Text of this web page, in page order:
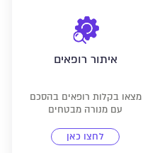
איתור רופאים
מצאו בקלות רופאים בהסכם
עם מנורה מבטחים
לחצו כאן